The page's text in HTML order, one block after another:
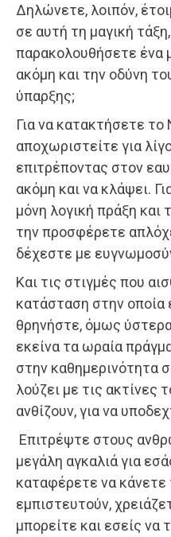
Δηλώνετε, λοιπόν,
σε αυτή τη μαγική
παρακολουθήσετε ένα
ακόμη και την οδύνη
ύπαρξης;
Για να κατακτήσετε
αποχωριστείτε για
επιτρέποντας στον
ακόμη και να κλάψει.
μόνη λογική πράξη και
την προσφέρετε
δέχεστε με
Και τις στιγμές που
κατάσταση στην οποία
θρηνήστε, όμως
εκείνα τα ωραία
στην καθημερινότητα
λούζει με τις ακτίνες
ανθίζουν, για να
Επιτρέψτε στους
μεγάλη αγκαλιά για
καταφέρετε να
εμπιστευτούν,
μπορείτε και εσείς να